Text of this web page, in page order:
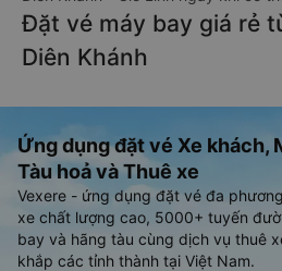
Đặt vé máy bay giá rẻ
Diên Khánh
Ứng dụng đặt vé Xe khách,
Tàu hoả và Thuê xe
Vexere - ứng dụng đặt vé đa
xe chất lượng cao, 5000+ tuyến
bay và hãng tàu cùng dịch vụ thuê
khắp các tỉnh thành tại Việt Nam.